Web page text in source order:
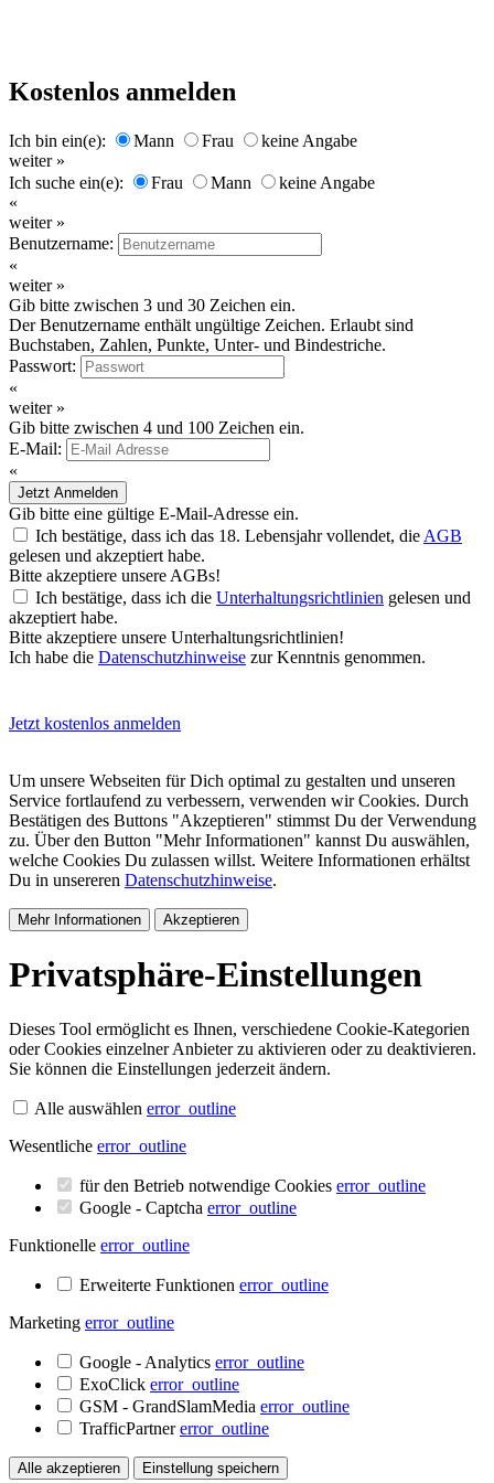
Kostenlos anmelden
Ich bin ein(e): Mann Frau
keine Angabe
weiter »
Ich suche ein(e):
Frau Mann
keine Angabe
«
weiter »
Benutzername:
«
weiter »
Gib bitte zwischen 3 und 30 Zeichen ein.
Der Benutzername enthält ungültige Zeichen. Erlaubt sind
Buchstaben, Zahlen, Punkte, Unter- und Bindestriche.
Passwort:
«
weiter »
Gib bitte zwischen 4 und 100 Zeichen ein.
E-Mail:
«
Jetzt Anmelden
Gib bitte eine gültige E-Mail-Adresse ein.
Ich bestätige, dass ich das 18. Lebensjahr vollendet, die AGB
gelesen und akzeptiert habe.
Bitte akzeptiere unsere AGBs!
Ich bestätige, dass ich die Unterhaltungsrichtlinien gelesen und
akzeptiert habe.
Bitte akzeptiere unsere Unterhaltungsrichtlinien!
Ich habe die Datenschutzhinweise zur Kenntnis genommen.
Jetzt kostenlos anmelden
Um unsere Webseiten für Dich optimal zu gestalten und unseren
Service fortlaufend zu verbessern, verwenden wir Cookies. Durch
Bestätigen des Buttons "Akzeptieren" stimmst Du der Verwendung
zu. Über den Button "Mehr Informationen" kannst Du auswählen,
welche Cookies Du zulassen willst. Weitere Informationen erhältst
Du in unsereren Datenschutzhinweise.
Mehr Informationen Akzeptieren
Privatsphäre-Einstellungen
Dieses Tool ermöglicht es Ihnen, verschiedene Cookie-Kategorien
oder Cookies einzelner Anbieter zu aktivieren oder zu deaktivieren.
Sie können die Einstellungen jederzeit ändern.
Alle auswählen error_outline
Wesentliche error_outline
für den Betrieb notwendige Cookies error_outline
Google - Captcha error_outline
Funktionelle error_outline
Erweiterte Funktionen error_outline
Marketing error_outline
Google - Analytics error_outline
ExoClick error_outline
GSM - GrandSlamMedia error_outline
TrafficPartnererror_outline
Alle akzeptieren Einstellung speichern